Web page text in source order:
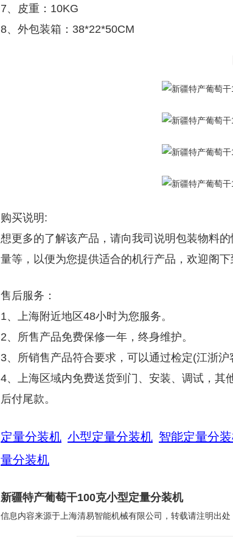
7、皮重：10KG
8、外包装箱：38*22*50CM
购买说明:
想更多的了解该产品，请向我司说明包装物料
量等，以便为您提供适合的机行产品，欢迎阁
售后服务：
1、上海附近地区48小时为您服务。
2、所售产品免费保修一年，终身维护。
3、所销售产品符合要求，可以通过检定(江浙沪
4、上海区域内免费送货到门、安装、调试，其
后付尾款。
定量分装机 小型定量分装机 智能定量分
量分装机
新疆特产葡萄干100克小型定量分装机
信息内容来源于上海清易智能机械有限公司，转载请注明出处